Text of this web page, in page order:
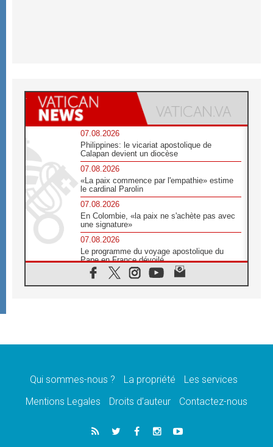
07.08.2026
Philippines: le vicariat apostolique de
Calapan devient un diocèse
07.08.2026
«La paix commence par l'empathie» estime
le cardinal Parolin
07.08.2026
En Colombie, «la paix ne s'achète pas avec
une signature»
07.08.2026
Le programme du voyage apostolique du
Pape en France dévoilé
07.08.2026
1ère Conférence continentale sur l'éducation
07.08.2026
07.08.2026
lancement des «dix jours de prière pour la
06.08.2026
Préparatifs des JMJ 2027 à Séoul: «c'est
Qui sommes-nous ? La propriété
Les services
Mentions Legales
Droits d’auteur Contactez-nous